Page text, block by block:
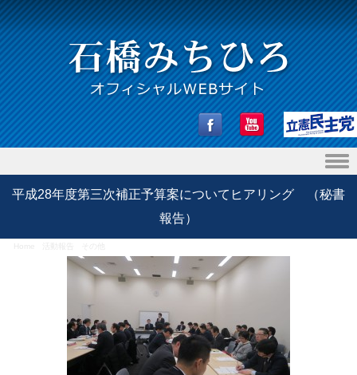
Skip to content
平成28年度第三次補正予算案についてヒアリング （秘書
報告）